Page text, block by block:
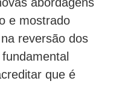
abordagens
e mostrado
reversão dos
que é